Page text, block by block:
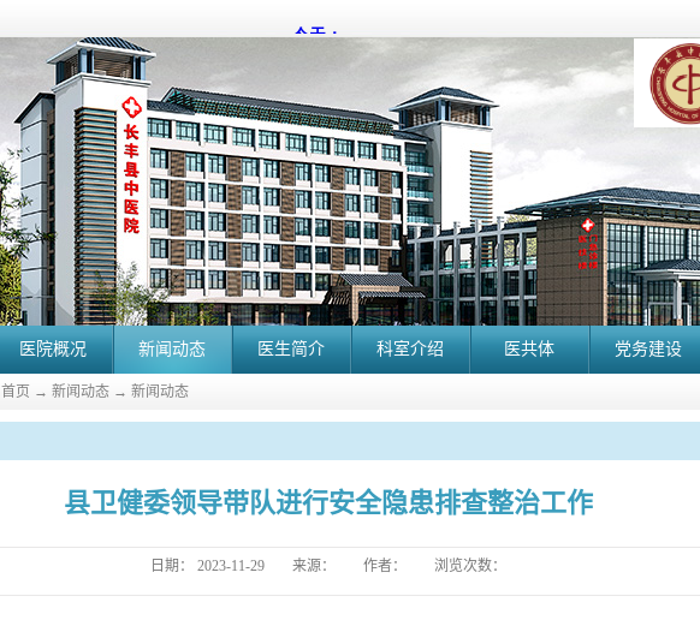
医院概况 新闻动态 医生简介 科室介绍 医共体 党务建设
首页 → 新闻动态 → 新闻动态
县卫健委领导带队进行安全隐患排查整治工作
日期： 2023-11-29 来源： 作者： 浏览次数：